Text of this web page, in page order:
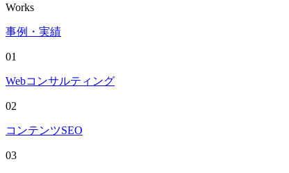
Works
事例・実績
01
Webコンサルティング
02
コンテンツSEO
03